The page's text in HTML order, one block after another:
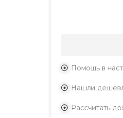
Помощь в
Нашли
Рассчитать